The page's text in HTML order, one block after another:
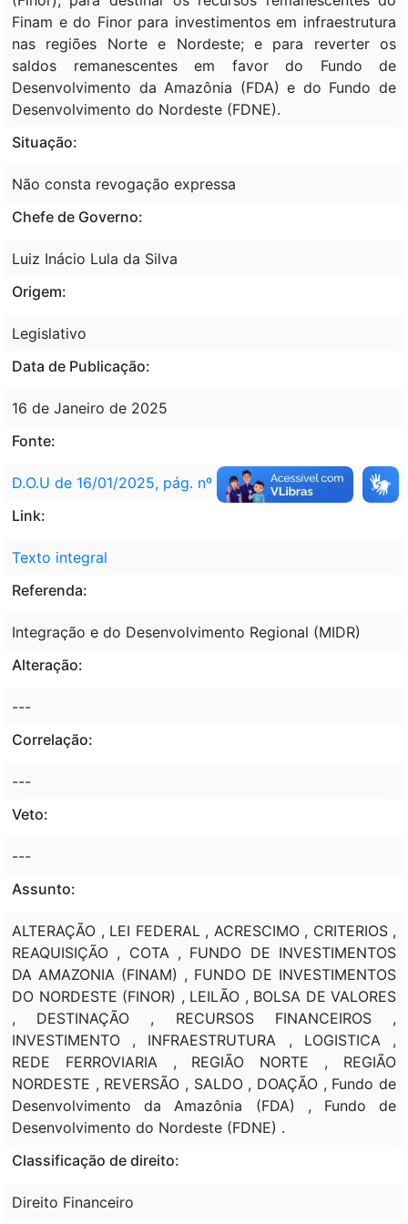
Finam e do Finor para investimentos em infraestrutura
nas regiões Norte e Nordeste; e para reverter os
saldos remanescentes em favor do Fundo de
Desenvolvimento da Amazônia (FDA) e do Fundo de
Desenvolvimento do Nordeste (FDNE).
Situação:
Não consta revogação expressa
Chefe de Governo:
Luiz Inácio Lula da Silva
Origem:
Legislativo
Data de Publicação:
16 de Janeiro de 2025
Fonte:
D.O.U de 16/01/2025, pág. nº 6
Link:
Texto integral
Referenda:
Integração e do Desenvolvimento Regional (MIDR)
Alteração:
---
Correlação:
---
Veto:
---
Assunto:
ALTERAÇÃO , LEI FEDERAL , ACRESCIMO , CRITERIOS ,
REAQUISIÇÃO , COTA , FUNDO DE INVESTIMENTOS
DA AMAZONIA (FINAM) , FUNDO DE INVESTIMENTOS
DO NORDESTE (FINOR) , LEILÃO , BOLSA DE VALORES
, DESTINAÇÃO , RECURSOS FINANCEIROS ,
INVESTIMENTO , INFRAESTRUTURA , LOGISTICA ,
REDE FERROVIARIA , REGIÃO NORTE , REGIÃO
NORDESTE , REVERSÃO , SALDO , DOAÇÃO , Fundo de
Desenvolvimento da Amazônia (FDA) , Fundo de
Desenvolvimento do Nordeste (FDNE) .
Classificação de direito:
Direito Financeiro